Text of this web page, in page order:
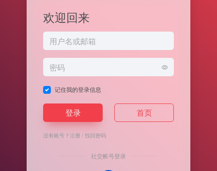
欢迎回来
记住我的登录信息
登录 首页
没有账号？注册/找回密码
社交帐号登录